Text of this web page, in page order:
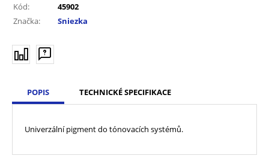
Kód:
45902
Značka:
Sniezka
POPIS TECHNICKÉ SPECIFIKACE
Univerzální pigment do tónovacích systémů.